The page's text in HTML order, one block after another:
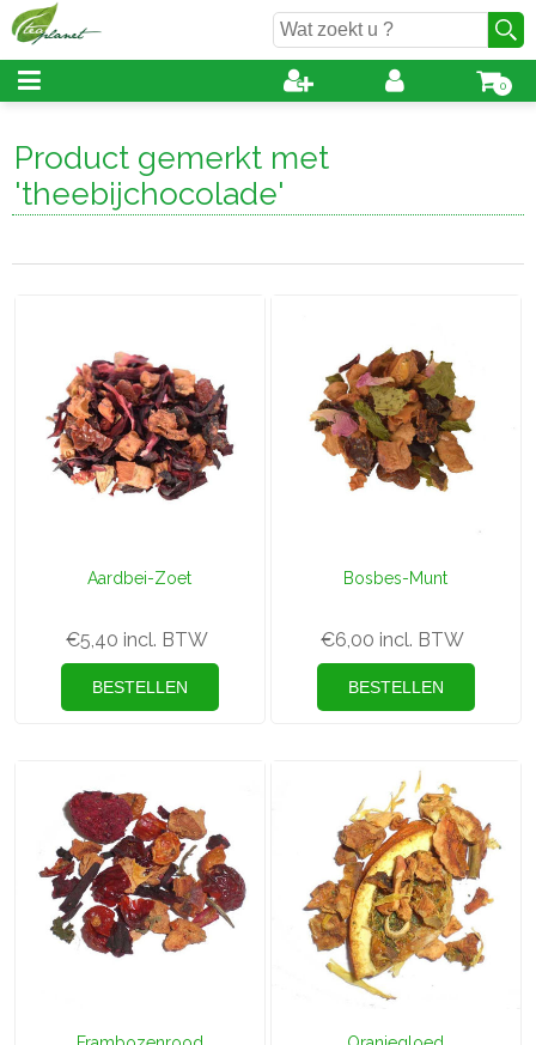
0
Product gemerkt met
'theebijchocolade'
Aardbei-Zoet
€5,40 incl. BTW
Bosbes-Munt
€6,00 incl. BTW